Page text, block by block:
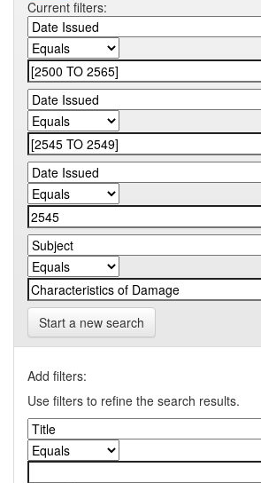
Current filters:
Start a new search
Add filters:
Use filters to refine the search results.